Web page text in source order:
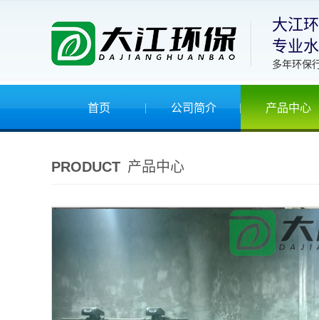
大江
专业
多年环保
首页 公司简介 产品中心
PRODUCT 产品中心